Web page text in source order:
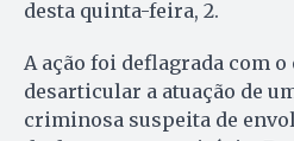
desta quinta-feira, 2.
A ação foi deflagrada com o
desarticular a atuação de
criminosa suspeita de